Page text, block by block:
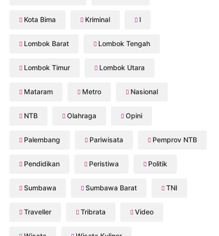
Kota Bima Kriminal l
Lombok Barat Lombok Tengah
Lombok Timur Lombok Utara
Mataram Metro Nasional
NTB Olahraga Opini
Palembang Pariwisata Pemprov NTB
Pendidikan Peristiwa Politik
Sumbawa Sumbawa Barat TNI
Traveller Tribrata Video